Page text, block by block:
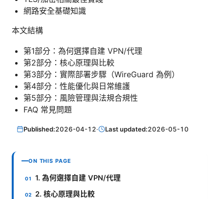
網路安全基礎知識
本文結構
第1部分：為何選擇自建 VPN/代理
第2部分：核心原理與比較
第3部分：實際部署步驟（WireGuard 為例）
第4部分：性能優化與日常維護
第5部分：風險管理與法規合規性
FAQ 常見問題
Published:2026-04-12· Last updated:2026-05-10
ON THIS PAGE
1. 為何選擇自建 VPN/代理
2. 核心原理與比較